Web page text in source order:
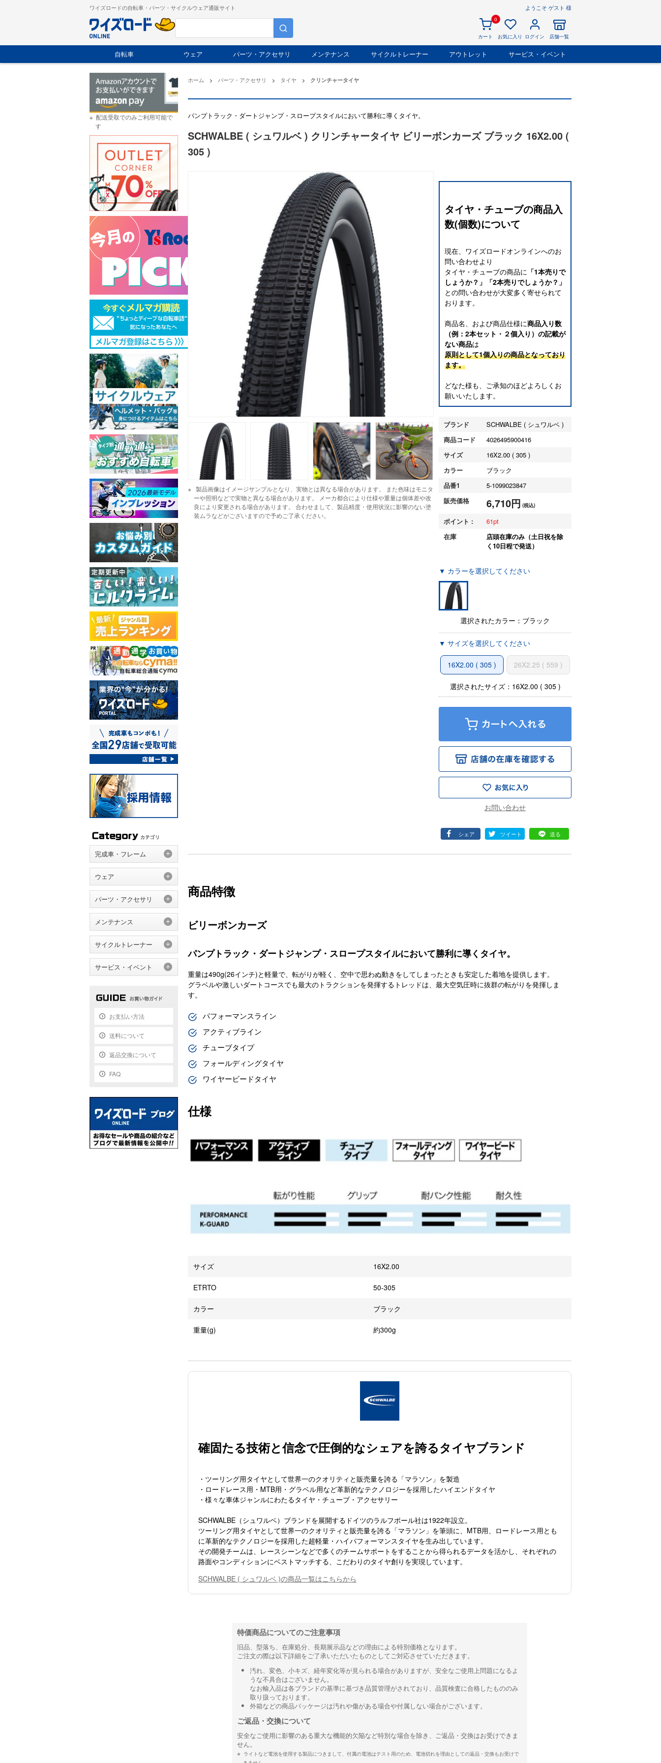
ワイズロードの自転車・パーツ・サイクルウェア通販サイト ようこそ ゲスト 様
0
カート お気に入り ログイン 店舗一覧
自転車 ウェア パーツ・アクセサリ メンテナンス サイクルトレーナー アウトレット サービス・イベント
ホーム > パーツ・アクセサリ > タイヤ > クリンチャータイヤ
パンプトラック・ダートジャンプ・スロープスタイルにおいて勝利に導くタイヤ。
SCHWALBE ( シュワルベ ) クリンチャータイヤ ビリーボンカーズ ブラック 16X2.00 (
305 )
製品画像はイメージサンプルとなり、実物とは異なる場合があります。 また色味はモニタ
ーや照明などで実物と異なる場合があります。 メーカ都合により仕様や重量は個体差や改
良により変更される場合があります。 合わせまして、製品精度・使用状況に影響のない塗
装ムラなどがございますので予めご了承ください。
タイヤ・チューブの商品入
数(個数)について
現在、ワイズロードオンラインへのお
問い合わせより
タイヤ・チューブの商品に 「1本売りで
しょうか？」「2本売りでしょうか？」
との問い合わせが大変多く寄せられて
おります。
商品名、および商品仕様に商品入り数
（例：2本セット・２個入り）の記載が
ない商品は
原則として1個入りの商品となっており
ます。
どなた様も、ご承知のほどよろしくお
願いいたします。
ブランド
SCHWALBE ( シュワルベ )
商品コード
4026495900416
サイズ
16X2.00 ( 305 )
カラー
ブラック
品番1
5-1099023847
販売価格
6,710円 (税込)
ポイント :
61
在庫
店頭在庫のみ（土日祝を除
く10日程で発送）
▼ カラーを選択してください
選択されたカラー：ブラック
▼ サイズを選択してください
16X2.00 ( 305 ) 26X2.25 ( 559 )
選択されたサイズ：16X2.00 ( 305 )
シェア ツイート 送る
商品特徴
ビリーボンカーズ
パンプトラック・ダートジャンプ・スロープスタイルにおいて勝利に導くタイヤ。
重量は490g(26インチ)と軽量で、転がりが軽く、空中で思わぬ動きをしてしまったときも安定した着地を提供します。
グラベルや激しいダートコースでも最大のトラクションを発揮するトレッドは、最大空気圧時に抜群の転がりを発揮しま
す。
パフォーマンスライン
アクティブライン
チューブタイプ
フォールディングタイヤ
ワイヤービードタイヤ
仕様
サイズ 16X2.00
ETRTO 50-305
カラー ブラック
重量(g) 約300g
確固たる技術と信念で圧倒的なシェアを誇るタイヤブランド
・ツーリング用タイヤとして世界一のクオリティと販売量を誇る「マラソン」を製造
・ロードレース用・MTB用・グラベル用など革新的なテクノロジーを採用したハイエンドタイヤ
・様々な車体ジャンルにわたるタイヤ・チューブ・アクセサリー
SCHWALBE（シュワルベ）ブランドを展開するドイツのラルフボール社は1922年設立。
ツーリング用タイヤとして世界一のクオリティと販売量を誇る「マラソン」を筆頭に、MTB用、ロードレース用とも
に革新的なテクノロジーを採用した超軽量・ハイパフォーマンスタイヤを生み出しています。
その開発チームは、レースシーンなどで多くのチームサポートをすることから得られるデータを活かし、それぞれの
路面やコンディションにベストマッチする、こだわりのタイヤ創りを実現しています。
SCHWALBE ( シュワルベ )の商品一覧はこちらから
特価商品についてのご注意事項
旧品、型落ち、在庫処分、長期展示品などの理由による特別価格となります。
ご注文の際は以下詳細をご了承いただいたものとしてご対応させていただきます。
汚れ、変色、小キズ、経年変化等が見られる場合がありますが、安全なご使用上問題になるよ
うな不具合はございません。
なお輸入品は各ブランドの基準に基づき品質管理がされており、品質検査に合格したもののみ
取り扱っております。
外箱などの商品パッケージは汚れや傷がある場合や付属しない場合がございます。
ご返品・交換について
安全なご使用に影響のある重大な機能的欠陥など特別な場合を除き、ご返品・交換はお受けできま
せん。
ライトなど電池を使用する製品につきまして、付属の電池はテスト用のため、電池切れを理由としての返品・交換もお受けで
配送受取でのみご利用可能で
す
完成車・フレーム
ウェア
パーツ・アクセサリ
メンテナンス
サイクルトレーナー
サービス・イベント
お支払い方法
送料について
返品交換について
FAQ